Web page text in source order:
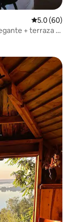
Calificación
5.0 (60)
+ terraza y